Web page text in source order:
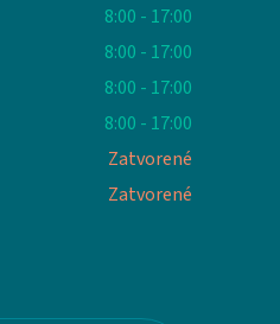
8:00 - 17:00
8:00 - 17:00
8:00 - 17:00
8:00 - 17:00
Zatvorené
Zatvorené